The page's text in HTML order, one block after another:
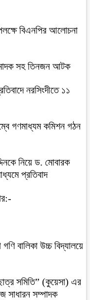
বিএনপির আলোচনা
সহ তিনজন আটক
নরসিংদীতে ১১
গণমাধ্যম কমিশন গঠন
নিয়ে ড. মোবারক
প্রতিবাদ
বালিকা উচ্চ বিদ্যালয়ে
সমিতি” (কুয়েসা) এর
সাধারন সম্পাদক